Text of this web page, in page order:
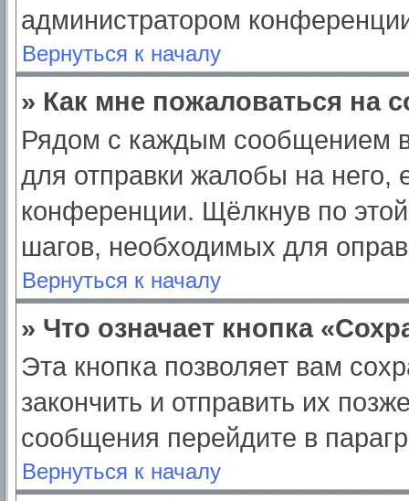
администратором
Вернуться к началу
» Как мне пожаловаться на
Рядом с каждым сообщением
для отправки жалобы на него,
конференции. Щёлкнув по
шагов, необходимых для
Вернуться к началу
» Что означает кнопка
Эта кнопка позволяет вам
закончить и отправить их
сообщения перейдите в
Вернуться к началу